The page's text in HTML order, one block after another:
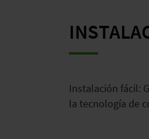
Instalación fácil:
la tecnología de